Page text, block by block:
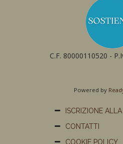
C.F. 80000110520 -
Powered by
ISCRIZIONE
CONTATTI
COOKIE POLICY